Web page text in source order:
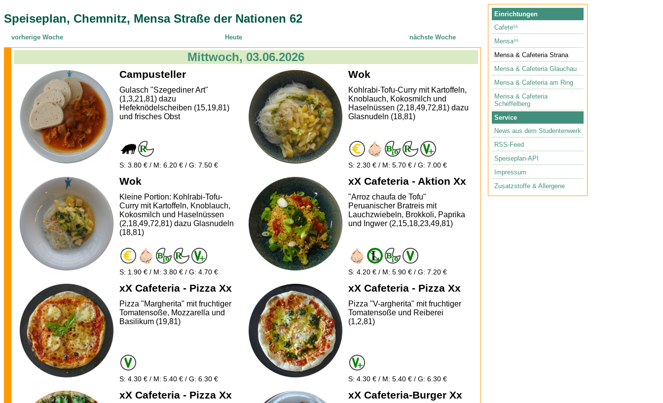
Einrichtungen
Cafete⁵⁵
Mensa⁵⁵
Mensa & Cafeteria Strana
Mensa & Cafeteria Glauchau
Mensa & Cafeteria am Ring
Mensa & Cafeteria
Scheffelberg
Service
News aus dem Studentenwerk
RSS-Feed
Speiseplan-API
Impressum
Zusatzstoffe & Allergene
Speiseplan, Chemnitz, Mensa Straße der Nationen 62
vorherige Woche Heute nächste Woche
Mittwoch, 03.06.2026
Campusteller
Gulasch "Szegediner Art"
(1,3,21,81) dazu
Hefeknödelscheiben (15,19,81)
und frisches Obst
S: 3.80 € / M: 6.20 € / G: 7.50 €
Wok
Kohlrabi-Tofu-Curry mit Kartoffeln,
Knoblauch, Kokosmilch und
Haselnüssen (2,18,49,72,81) dazu
Glasnudeln (18,81)
S: 2.30 € / M: 5.70 € / G: 7.00 €
Wok
Kleine Portion: Kohlrabi-Tofu-
Curry mit Kartoffeln, Knoblauch,
Kokosmilch und Haselnüssen
(2,18,49,72,81) dazu Glasnudeln
(18,81)
S: 1.90 € / M: 3.80 € / G: 4.70 €
xX Cafeteria - Aktion Xx
"Arroz chaufa de Tofu"
Peruanischer Bratreis mit
Lauchzwiebeln, Brokkoli, Paprika
und Ingwer (2,15,18,23,49,81)
S: 4.20 € / M: 5.90 € / G: 7.20 €
xX Cafeteria - Pizza Xx
Pizza "Margherita" mit fruchtiger
Tomatensoße, Mozzarella und
Basilikum (19,81)
S: 4.30 € / M: 5.40 € / G: 6.30 €
xX Cafeteria - Pizza Xx
Pizza "V-argherita" mit fruchtiger
Tomatensoße und Reiberei
(1,2,81)
S: 4.30 € / M: 5.40 € / G: 6.30 €
xX Cafeteria - Pizza Xx xX Cafeteria-Burger Xx